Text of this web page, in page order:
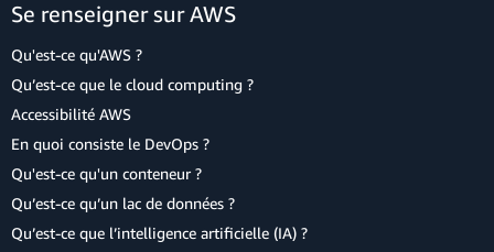
Se renseigner sur AWS
Qu'est-ce qu'AWS ?
Qu’est-ce que le cloud computing ?
Accessibilité AWS
En quoi consiste le DevOps ?
Qu'est-ce qu'un conteneur ?
Qu’est-ce qu’un lac de données ?
Qu’est-ce que l’intelligence artificielle (IA) ?